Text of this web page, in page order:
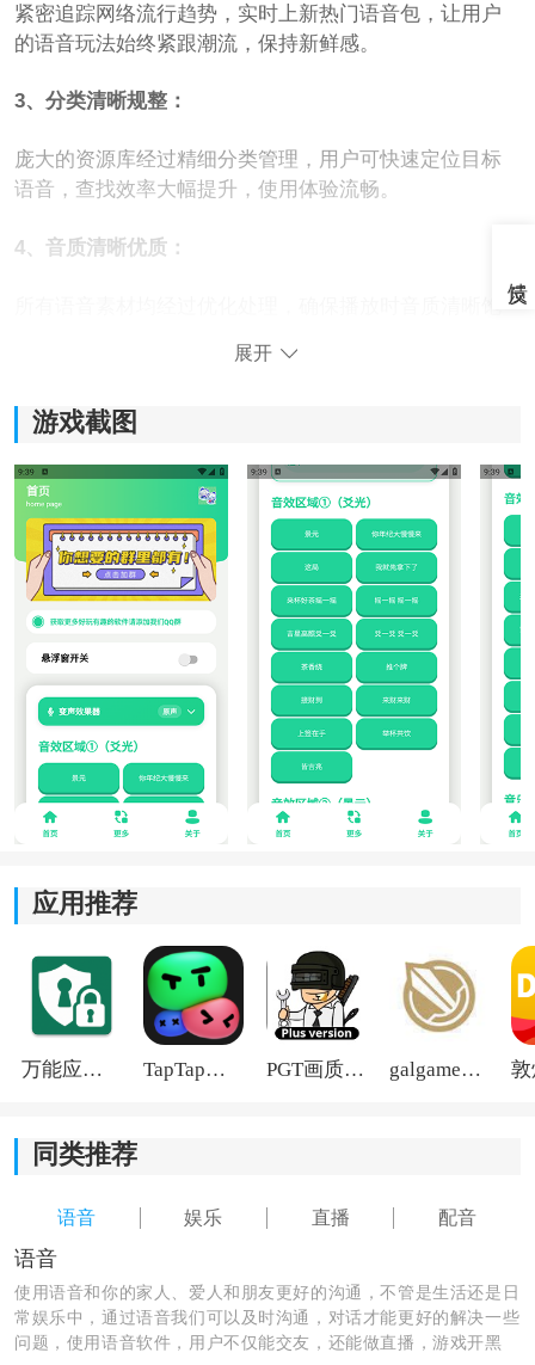
紧密追踪网络流行趋势，实时上新热门语音包，让用户
的语音玩法始终紧跟潮流，保持新鲜感。
3、分类清晰规整：
庞大的资源库经过精细分类管理，用户可快速定位目标
语音，查找效率大幅提升，使用体验流畅。
4、音质清晰优质：
核心播放功能
环播放，适合直播背景音或长时间氛围营造。
3、单曲循环播放：对某一条语音内容进行无限重复播
放，适用于需要强化记忆或制造洗脑效果的场景。
展开
游戏截图
应用推荐
万能应用隐藏 TapTap国际版2026 PGT画质助手旧版 galgame游戏盒子2026
同类推荐
语音 娱乐 直播 配音
语音
使用语音和你的家人、爱人和朋友更好的沟通，不管是生活还是日
常娱乐中，通过语音我们可以及时沟通，对话才能更好的解决一些
问题，使用语音软件，用户不仅能交友，还能做直播，游戏开黑